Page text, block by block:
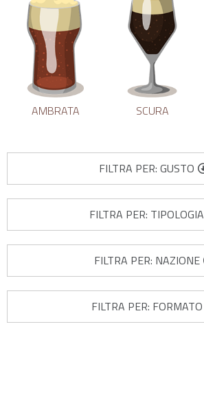
AMBRATA SCURA
FILTRA PER: GUSTO
FILTRA PER: TIPOLOGIA
FILTRA PER: NAZIONE
FILTRA PER: FORMATO